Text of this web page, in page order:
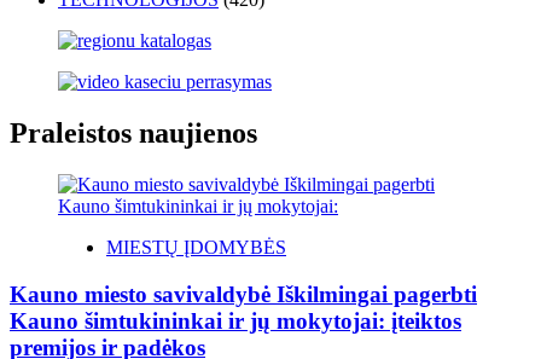
Praleistos naujienos
MIESTŲ ĮDOMYBĖS
Kauno miesto savivaldybė Iškilmingai pagerbti
Kauno šimtukininkai ir jų mokytojai: įteiktos
premijos ir padėkos